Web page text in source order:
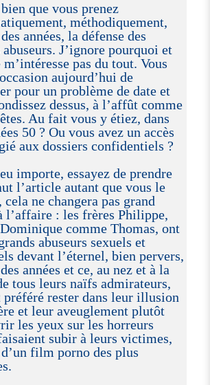
que vous prenez
méthodiquement,
années, la défense des
J’ignore pourquoi et
m’intéresse pas du tout. Vous
aujourd’hui de
pour un problème de date et
dessus, à l’affût comme
Au fait vous y étiez, dans
50 ? Ou vous avez un accès
aux dossiers confidentiels ?
importe, essayez de prendre
l’article autant que vous le
cela ne changera pas grand
l’affaire : les frères Philippe,
comme Thomas, ont
abuseurs sexuels et
devant l’éternel, bien pervers,
années et ce, au nez et à la
tous leurs naïfs admirateurs,
préféré rester dans leur illusion
et leur aveuglement plutôt
les yeux sur les horreurs
subir à leurs victimes,
film porno des plus